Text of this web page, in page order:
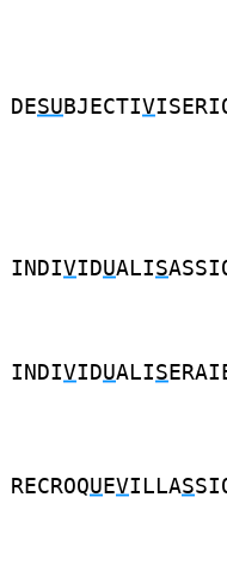
DESU BJECTIV
INDIVIDUALIS
INDIVIDUALIS
RECROQU EVILLAS